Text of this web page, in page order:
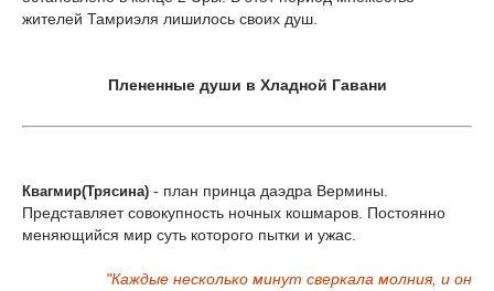
жителей Тамриэля лишилось своих душ.
Плененные души в Хладной Гавани
Квагмир(Трясина) - план принца даэдра Вермины.
Представляет совокупность ночных кошмаров. Постоянно
меняющийся мир суть которого пытки и ужас.
"Каждые несколько минут сверкала молния, и он